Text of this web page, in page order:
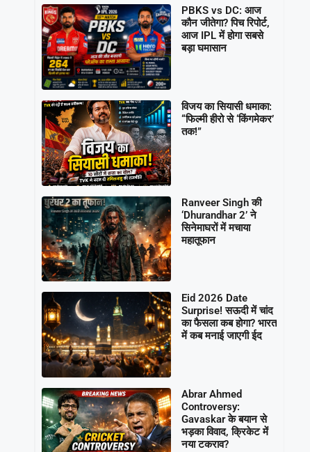
PBKS vs DC: आज
कौन जीतेगा? पिच रिपोर्ट,
आज IPL में होगा सबसे
बड़ा घमासान
विजय का सियासी धमाका:
“फिल्मी हीरो से ‘किंगमेकर’
तक!”
Ranveer Singh की
‘Dhurandhar 2’ ने
सिनेमाघरों में मचाया
महातूफान
Eid 2026 Date
Surprise! सऊदी में चांद
का फैसला कब होगा? भारत
में कब मनाई जाएगी ईद
Abrar Ahmed
Controversy:
Gavaskar के बयान से
भड़का विवाद, क्रिकेट में
नया टकराव?